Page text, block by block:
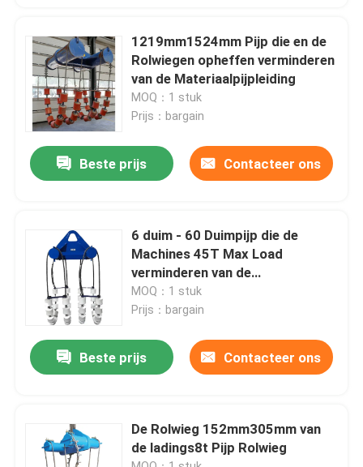
Producten
Video's
Ongeveer ons
Kwaliteitscontrole
Contacteer ons
Verzoek om een Citaat
Pijpleidingslaag
1219mm1524mm Pijp die en de
Rolwiegen opheffen verminderen
van de Materiaalpijpleiding
MOQ：1 stuk
Prijs：bargain
Beste prijs Contacteer ons
6 duim - 60 Duimpijp die de
Machines 45T Max Load
verminderen van de
Wiegpijpleiding
MOQ：1 stuk
Prijs：bargain
Beste prijs Contacteer ons
De Rolwieg 152mm305mm van
de ladings8t Pijp Rolwieg